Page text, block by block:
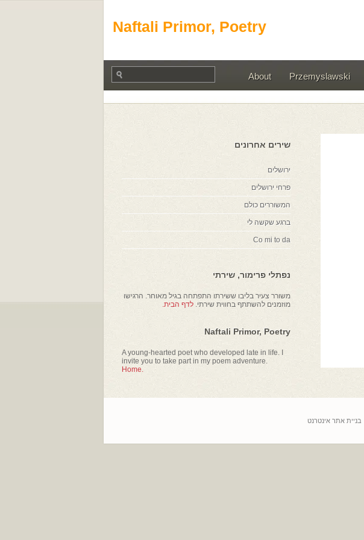
Naftali Primor, Poetry
Przemyslawski
About
שירים אחרונים
ירושלים
פרחי ירושלים
המשוררים כולם
ברגע שקשה לי
Co mi to da
נפתלי פרימור, שירתי
משורר צעיר בליבו ששירתו התפתחה בגיל מאוחר. הרגישו
מוזמנים להשתתף בחווית שירתי. לדף הבית.
Naftali Primor, Poetry
A young-hearted poet who developed late in life. I
invite you to take part in my poem adventure.
Home.
בניית אתר אינטרנט